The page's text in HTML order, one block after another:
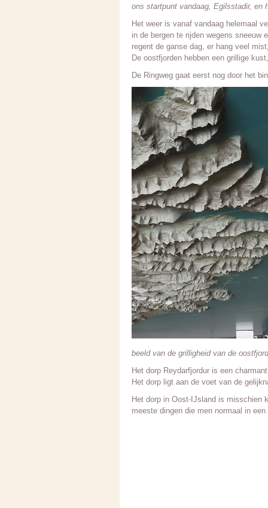
ons startpunt vandaag, Egilsstadir, en
Het weer is vanaf vandaag helemaal
in de bergen te rijden wegens
regent de ganse dag, er hang veel
De oostfjorden hebben een grillige
De Ringweg gaat eerst nog door het
beeld van de grilligheid van de
Het dorp Reydarfjordur is een
Het dorp ligt aan de voet van de
Het dorp in Oost-IJsland is misschien
meeste dingen die men normaal in